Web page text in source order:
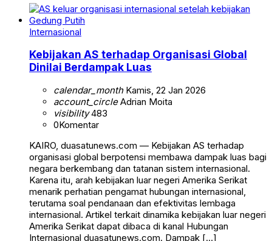
Internasional
Kebijakan AS terhadap Organisasi Global
Dinilai Berdampak Luas
calendar_monthKamis, 22 Jan 2026
account_circleAdrian Moita
visibility483
0Komentar
KAIRO, duasatunews.com — Kebijakan AS terhadap
organisasi global berpotensi membawa dampak luas bagi
negara berkembang dan tatanan sistem internasional.
Karena itu, arah kebijakan luar negeri Amerika Serikat
menarik perhatian pengamat hubungan internasional,
terutama soal pendanaan dan efektivitas lembaga
internasional. Artikel terkait dinamika kebijakan luar negeri
Amerika Serikat dapat dibaca di kanal Hubungan
Internasional duasatunews.com. Dampak […]